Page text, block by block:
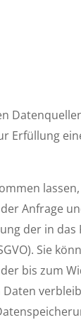
Erfüllung
Anfrage
der in
Sie
bis zum